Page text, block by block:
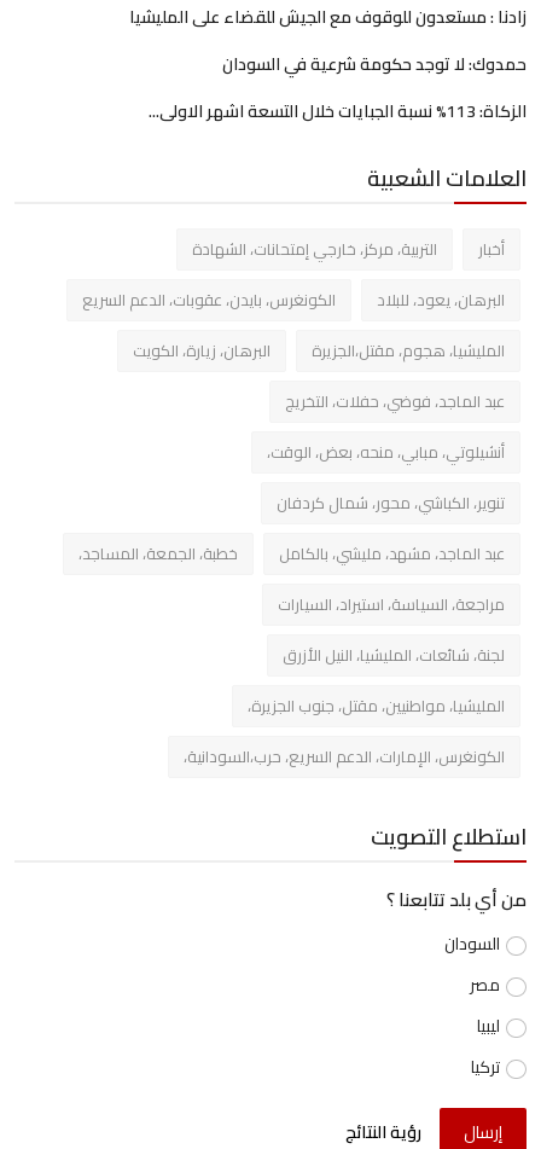
زادنا : مستعدون للوقوف مع الجيش للقضاء على المليشيا
حمدوك: لا توجد حكومة شرعية في السودان
الزكاة: 113% نسبة الجبايات خلال التسعة اشهر الاولى...
العلامات الشعبية
أخبار
التربية، مركز، خارجي إمتحانات، الشهادة
البرهان، يعود، للبلاد
الكونغرس، بايدن، عقوبات، الدعم السريع
المليشيا، هجوم، مقتل،الجزيرة
البرهان، زيارة، الكويت
عبد الماجد، فوضي، حفلات، التخريج
أنشيلوتي، مبابي، منحه، بعض، الوقت،
تنوير، الكباشي، محور، شمال كردفان
عبد الماجد، مشهد، مليشي، بالكامل
خطبة، الجمعة، المساجد،
مراجعة، السياسة، استيراد، السيارات
لجنة، شائعات، المليشيا، النيل الأزرق
المليشيا، مواطنيين، مقتل، جنوب الجزيرة،
الكونغرس، الإمارات، الدعم السريع، حرب،السودانية،
استطلاع التصويت
من أي بلد تتابعنا ؟
السودان
مصر
ليبيا
تركيا
إرسال رؤية النتائج